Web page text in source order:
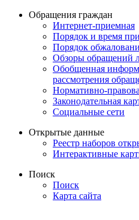
Обращения граждан
Интернет-приемная
Порядок и время
Порядок
Обзоры обращений
Обобщенная
рассмотрения
Нормативно-
Законодательная
Социальные сети
Открытые данные
Реестр наборов
Интерактивные
Поиск
Поиск
Карта сайта